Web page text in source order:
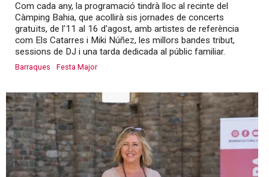
Com cada any, la programació tindrà lloc al recinte del
Càmping Bahia, que acollirà sis jornades de concerts
gratuïts, de l’11 al 16 d'agost, amb artistes de referència
com Els Catarres i Miki Núñez, les millors bandes tribut,
sessions de DJ i una tarda dedicada al públic familiar.
Barraques Festa Major